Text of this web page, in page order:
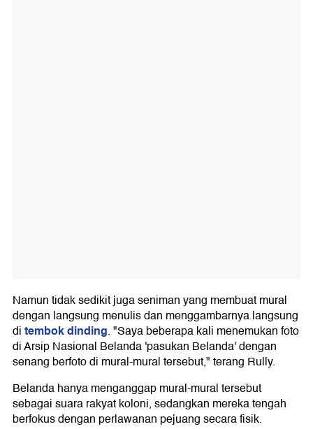
Namun tidak sedikit juga seniman yang membuat mural
dengan langsung menulis dan menggambarnya langsung
ditembok dinding. "Saya beberapa kali menemukan foto
di Arsip Nasional Belanda 'pasukan Belanda' dengan
senang berfoto di mural-mural tersebut," terang Rully.
Belanda hanya menganggap mural-mural tersebut
sebagai suara rakyat koloni, sedangkan mereka tengah
berfokus dengan perlawanan pejuang secara fisik.